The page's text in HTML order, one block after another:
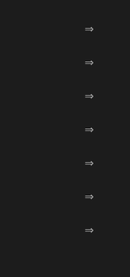
⇒
⇒
⇒
⇒
⇒
⇒
⇒